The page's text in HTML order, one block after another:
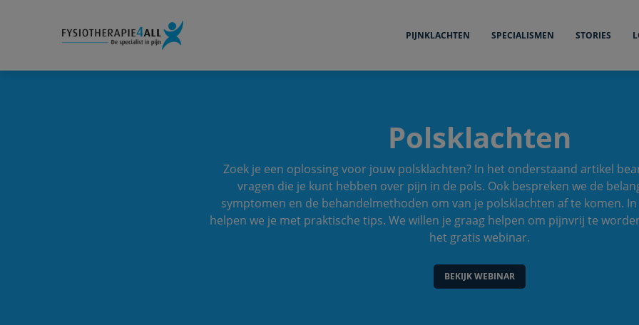
PIJNKLACHTEN SPECIALISMEN STORIES
Polsklachten
Zoek je een oplossing voor jouw polsklachten? In het onderstaand artikel
vragen die je kunt hebben over pijn in de pols. Ook bespreken we de
symptomen en de behandelmethoden om van je polsklachten af te komen.
helpen we je met praktische tips. We willen je graag helpen om pijnvrij te
het gratis webinar.
BEKIJK WEBINAR